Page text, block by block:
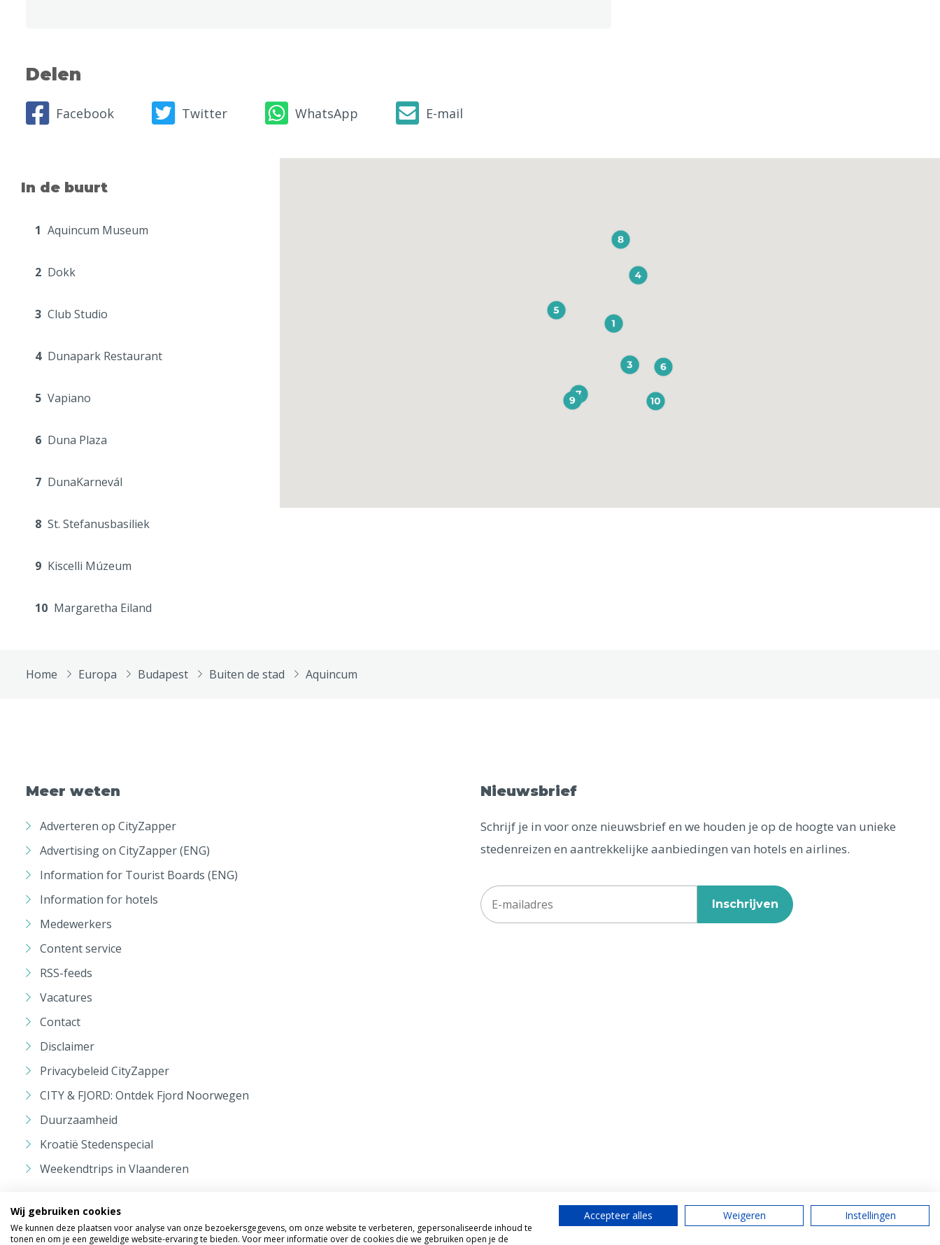
Delen
Facebook Twitter WhatsApp E-mail
In de buurt
1 Aquincum Museum
2 Dokk
3 Club Studio
4 Dunapark Restaurant
5 Vapiano
6 Duna Plaza
7 DunaKarnevál
8 St. Stefanusbasiliek
9 Kiscelli Múzeum
10 Margaretha Eiland
Home Europa Budapest Buiten de stad Aquincum
Meer weten
Adverteren op CityZapper
Advertising on CityZapper (ENG)
Information for Tourist Boards (ENG)
Information for hotels
Medewerkers
Content service
RSS-feeds
Vacatures
Contact
Disclaimer
Privacybeleid CityZapper
CITY & FJORD: Ontdek Fjord Noorwegen
Duurzaamheid
Kroatië Stedenspecial
Weekendtrips in Vlaanderen
Nieuwsbrief
Schrijf je in voor onze nieuwsbrief en we houden je op de hoogte van unieke
stedenreizen en aantrekkelijke aanbiedingen van hotels en airlines.
Inschrijven
Wij gebruiken cookies
We kunnen deze plaatsen voor analyse van onze bezoekersgegevens, om onze website te verbeteren, gepersonaliseerde inhoud te
tonen en om je een geweldige website-ervaring te bieden. Voor meer informatie over de cookies die we gebruiken open je de
Accepteer alles Weigeren Instellingen